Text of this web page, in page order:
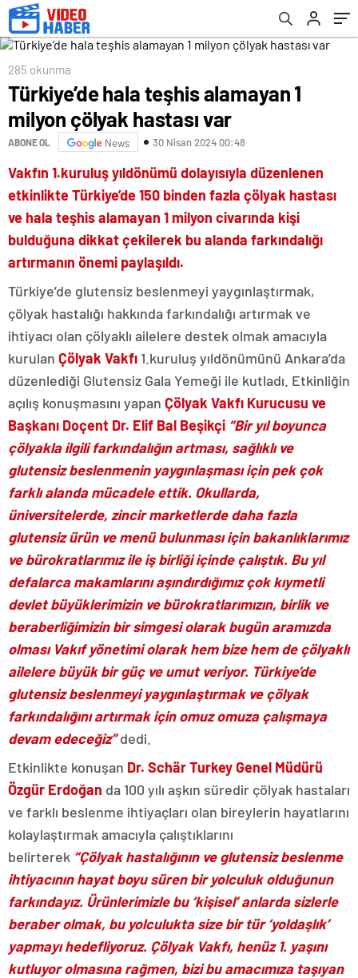
285 okunma
Türkiye’de hala teşhis alamayan 1
milyon çölyak hastası var
ABONE OL News 30 Nisan 2024 00:48
Vakfın 1.kuruluş yıldönümü dolayısıyla düzenlenen
etkinlikte Türkiye’de 150 binden fazla çölyak hastası
ve hala teşhis alamayan 1 milyon civarında kişi
bulduğuna dikkat çekilerek bu alanda farkındalığı
artırmanın önemi paylaşıldı.
Türkiye’de glutensiz beslenmeyi yaygınlaştırmak,
çölyak hastalığı hakkında farkındalığı artırmak ve
ihtiyacı olan çölyaklı ailelere destek olmak amacıyla
kurulan Çölyak Vakfı 1.kuruluş yıldönümünü Ankara’da
düzenlediği Glutensiz Gala Yemeği ile kutladı. Etkinliğin
açılış konuşmasını yapan Çölyak Vakfı Kurucusu ve
Başkanı Doçent Dr. Elif Bal Beşikçi “Bir yıl boyunca
çölyakla ilgili farkındalığın artması, sağlıklı ve
glutensiz beslenmenin yaygınlaşması için pek çok
farklı alanda mücadele ettik. Okullarda,
üniversitelerde, zincir marketlerde daha fazla
glutensiz ürün ve menü bulunması için bakanlıklarımız
ve bürokratlarımız ile iş birliği içinde çalıştık. Bu yıl
defalarca makamlarını aşındırdığımız çok kıymetli
devlet büyüklerimizin ve bürokratlarımızın, birlik ve
beraberliğimizin bir simgesi olarak bugün aramızda
olması Vakıf yönetimi olarak hem bize hem de çölyaklı
ailelere büyük bir güç ve umut veriyor. Türkiye’de
glutensiz beslenmeyi yaygınlaştırmak ve çölyak
farkındalığını artırmak için omuz omuza çalışmaya
devam edeceğiz”dedi.
Etkinlikte konuşan Dr. Schär Turkey Genel Müdürü
Özgür Erdoğan da 100 yılı aşkın süredir çölyak hastaları
ve farklı beslenme ihtiyaçları olan bireylerin hayatlarını
kolaylaştırmak amacıyla çalıştıklarını
belirterek “Çölyak hastalığının ve glutensiz beslenme
ihtiyacının hayat boyu süren bir yolculuk olduğunun
farkındayız. Ürünlerimizle bu ‘kişisel’ anlarda sizlerle
beraber olmak, bu yolculukta size bir tür ‘yoldaşlık’
yapmayı hedefliyoruz. Çölyak Vakfı, henüz 1. yaşını
kutluyor olmasına rağmen, bizi bu amacımıza taşıyan